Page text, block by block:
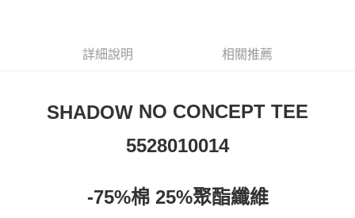
每筆NT$60，滿NT$399(含以上)免運費
每筆NT$60，滿NT$399(含以上)免運費
詳細說明 相關推薦
SHADOW NO CONCEPT TEE
5528010014
-75%棉 25%聚酯纖維